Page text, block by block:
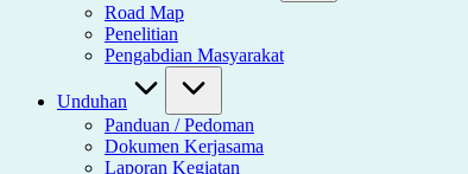
Road Map
Penelitian
Pengabdian Masyarakat
Unduhan
Panduan / Pedoman
Dokumen Kerjasama
Laporan Kegiatan